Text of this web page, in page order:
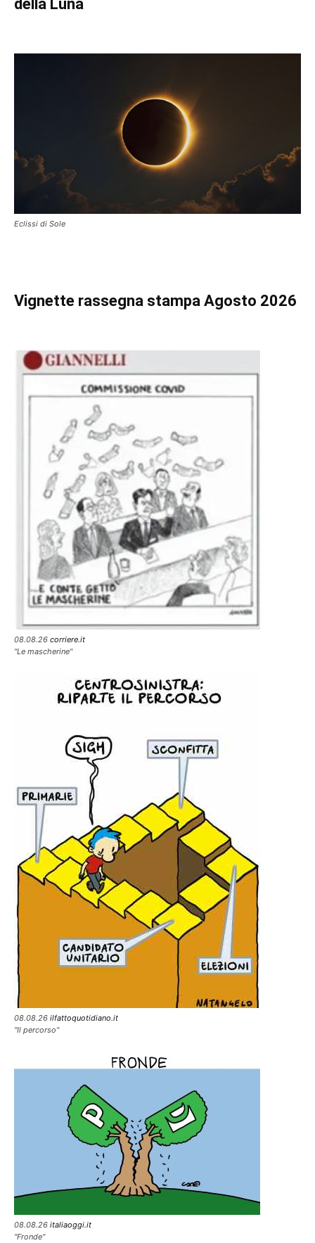
della Luna
Eclissi di Sole
Vignette rassegna stampa Agosto 2026
08.08.26 corriere.it
"Le mascherine"
08.08.26 ilfattoquotidiano.it
"Il percorso"
08.08.26 italiaoggi.it
"Fronde"